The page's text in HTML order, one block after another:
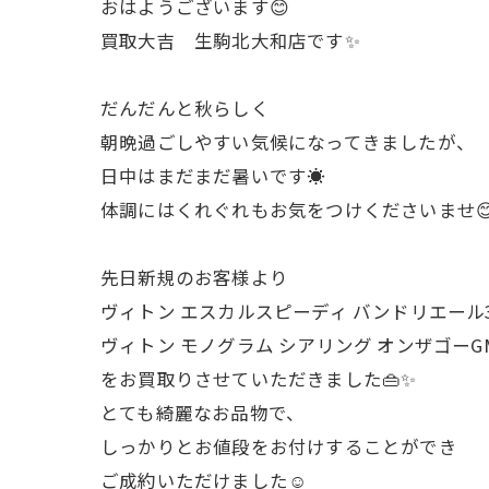
おはようございます😊
買取大吉 生駒北大和店です✨
だんだんと秋らしく
朝晩過ごしやすい気候になってきましたが、
日中はまだまだ暑いです☀️
体調にはくれぐれもお気をつけくださいませ
先日新規のお客様より
ヴィトン エスカルスピーディ バンドリエー
ヴィトン モノグラム シアリング オンザゴー
をお買取りさせていただきました👜✨
とても綺麗なお品物で、
しっかりとお値段をお付けすることができ
ご成約いただけました☺️